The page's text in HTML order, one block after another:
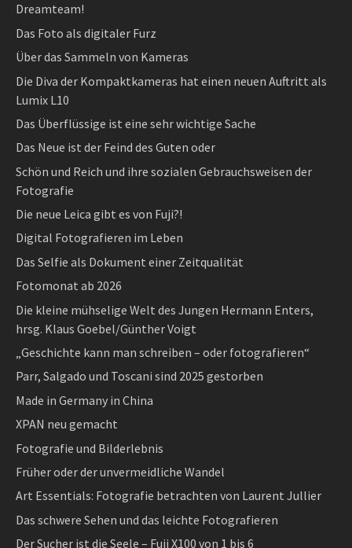
Dreamteam!
Das Foto als digitaler Furz
Über das Sammeln von Kameras
Die Diva der Kompaktkameras hat einen neuen Auftritt als
Lumix L10
Das Überflüssige ist eine sehr wichtige Sache
Das Neue ist der Feind des Guten oder
Schön und Reich und ihre sozialen Gebrauchsweisen der
Fotografie
Die neue Leica gibt es von Fuji?!
Digital Fotografieren im Leben
Das Selfie als Dokument einer Zeitqualität
Fotomonat ab 2026
Die kleine mühselige Welt des Jungen Hermann Enters,
hrsg. Klaus Goebel/Günther Voigt
„Geschichte kann man schreiben – oder fotografieren“
Parr, Salgado und Toscani sind 2025 gestorben
Made in Germany in China
XPAN neu gemacht
Fotografie und Bilderlebnis
Früher oder der unvermeidliche Wandel
Art Essentials: Fotografie betrachten von Laurent Jullier
Das schwere Sehen und das leichte Fotografieren
Der Sucher ist die Seele – Fuji X100 von 1 bis 6